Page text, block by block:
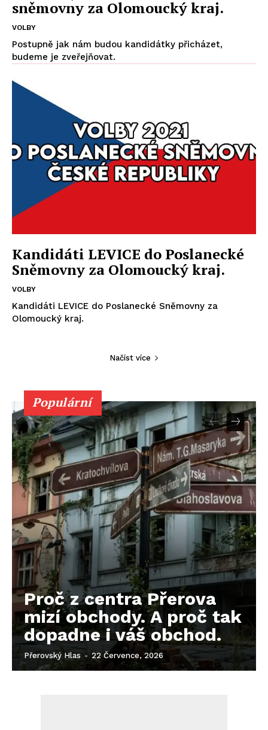
sněmovny za Olomoucký kraj.
VOLBY
Postupně jak nám budou kandidátky přicházet,
budeme je zveřejňovat.
Kandidáti LEVICE do Poslanecké
Sněmovny za Olomoucký kraj.
VOLBY
Kandidáti LEVICE do Poslanecké Sněmovny za
Olomoucký kraj.
Načíst více
Populární
Proč z centra Přerova
mizí obchody. A proč tak
dopadne i váš obchod.
Přerovský Hlas - 22 Července, 2026